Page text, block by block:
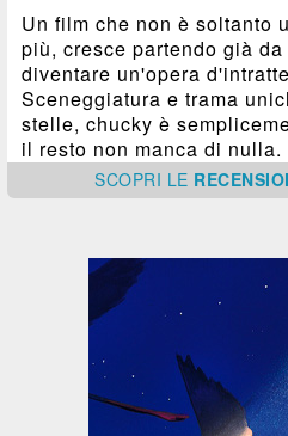
Un film che non è soltanto
più, cresce partendo già
diventare un'opera
Sceneggiatura e trama
stelle, chucky è
il resto non manca di nulla.
SCOPRI LE